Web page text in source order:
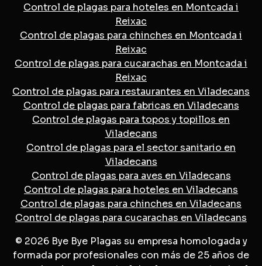
Control de plagas para hoteles en Montcada i
Reixac
Control de plagas para chinches en Montcada i
Reixac
Control de plagas para cucarachas en Montcada i
Reixac
Control de plagas para restaurantes en Viladecans
Control de plagas para fabricas en Viladecans
Control de plagas para topos y topillos en
Viladecans
Control de plagas para el sector sanitario en
Viladecans
Control de plagas para aves en Viladecans
Control de plagas para hoteles en Viladecans
Control de plagas para chinches en Viladecans
Control de plagas para cucarachas en Viladecans
© 2026 Bye Bye Plagas su empresa homologada y
formada por profesionales con más de 25 años de